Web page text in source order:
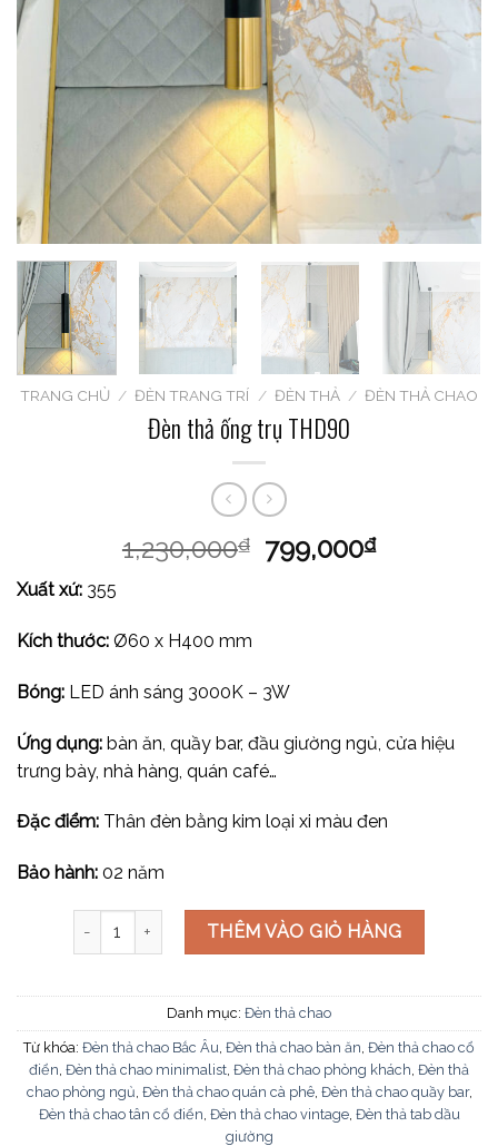
TRANG CHỦ / ĐÈN TRANG TRÍ / ĐÈN THẢ / ĐÈN THẢ CHAO
Đèn thả ống trụ THD90
1,230,000₫ 799,000₫
Xuất xứ: 355
Kích thước: Ø60 x H400 mm
Bóng: LED ánh sáng 3000K – 3W
Ứng dụng: bàn ăn, quầy bar, đầu giường ngủ, cửa hiệu
trưng bày, nhà hàng, quán café…
Đặc điểm: Thân đèn bằng kim loại xi màu đen
Bảo hành: 02 năm
Đèn thả ống trụ THD90 số lượng
THÊM VÀO GIỎ HÀNG
Danh mục: Đèn thả chao
Từ khóa: Đèn thả chao Bắc Âu Đèn thả chao bàn ăn Đèn thả chao cổ
điển Đèn thả chao minimalist Đèn thả chao phòng khách Đèn thả
chao phòng ngủ Đèn thả chao quán cà phê, Đèn thả chao quầy bar,
Đèn thả chao tân cổ điển Đèn thả chao vintage, Đèn thả tab dầu
giường